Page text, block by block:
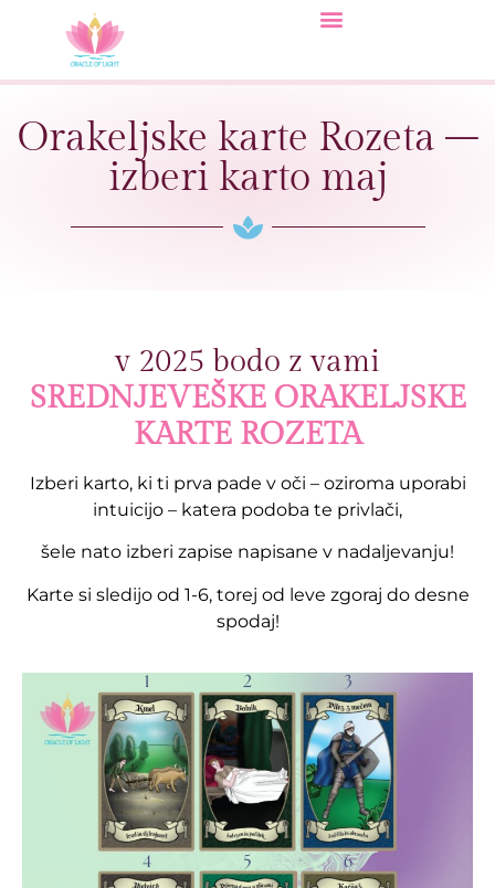
Orakeljske karte Rozeta –
izberi karto maj
v 2025 bodo z vami
SREDNJEVEŠKE ORAKELJSKE
KARTE ROZETA
Izberi karto, ki ti prva pade v oči – oziroma uporabi
intuicijo – katera podoba te privlači,
šele nato izberi zapise napisane v nadaljevanju!
Karte si sledijo od 1-6, torej od leve zgoraj do desne
spodaj!